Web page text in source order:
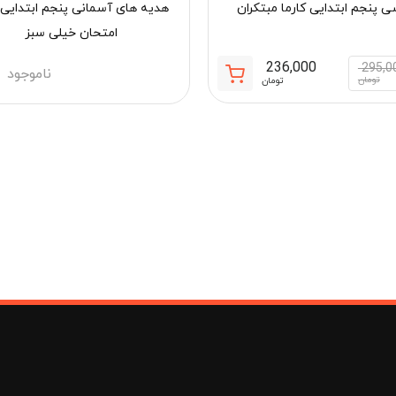
پنجم ابتدایی کارما مبتکران
تومان
اصلی:
236,000
تومان
فعلی:
هدیه های آسمانی پنجم
امتحان خیلی سبز
ناموجود